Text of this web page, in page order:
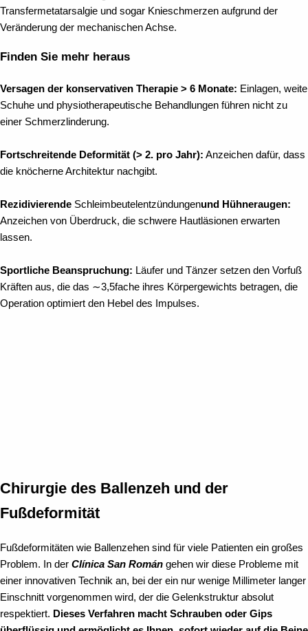
Transfermetatarsalgie und sogar Knieschmerzen aufgrund der
Veränderung der mechanischen Achse.
Finden Sie mehr heraus
Versagen der konservativen Therapie > 6 Monate: Einlagen, weite
Schuhe und physiotherapeutische Behandlungen führen nicht zu
einer Schmerzlinderung.
Fortschreitende Deformität (> 2. pro Jahr): Anzeichen dafür, dass
die knöcherne Architektur nachgibt.
Rezidivierende Schleimbeutelentzündungenund Hühneraugen:
Anzeichen von Überdruck, die schwere Hautläsionen erwarten
lassen.
Sportliche Beanspruchung: Läufer und Tänzer setzen den Vorfuß
Kräften aus, die das ∼3,5fache ihres Körpergewichts betragen, die
Operation optimiert den Hebel des Impulses.
Chirurgie des Ballenzeh und der
Fußdeformität
Fußdeformitäten wie Ballenzehen sind für viele Patienten ein großes
Problem. In der Clínica San Román gehen wir diese Probleme mit
einer innovativen Technik an, bei der ein nur wenige Millimeter langer
Einschnitt vorgenommen wird, der die Gelenkstruktur absolut
respektiert. Dieses Verfahren macht Schrauben oder Gips